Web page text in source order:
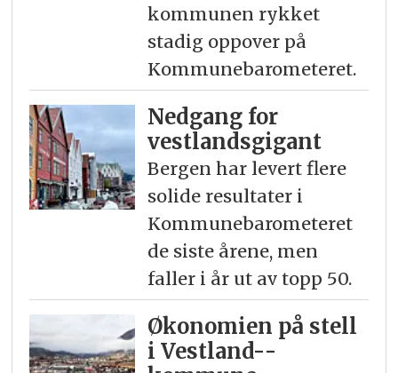
kommunen rykket
stadig oppover på
Kommunebarometeret.
Nedgang for
vestlandsgigant
Bergen har levert flere
solide resultater i
Kommunebarometeret
de siste årene, men
faller i år ut av topp 50.
Økonomien på stell
i Vestland-­